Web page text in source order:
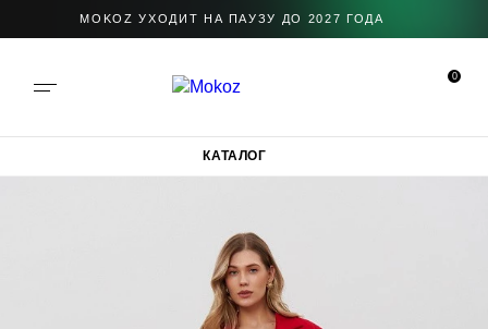
MOKOZ УХОДИТ НА ПАУЗУ ДО 2027 ГОДА
0